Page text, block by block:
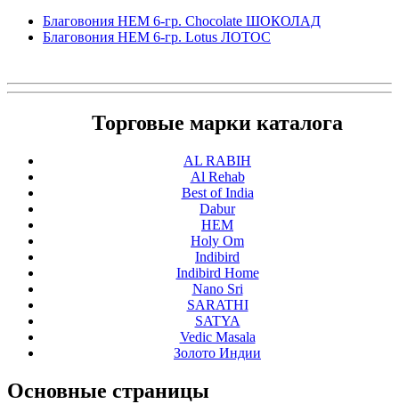
Благовония HEM 6-гр. Chocolate ШОКОЛАД
Благовония HEM 6-гр. Lotus ЛОТОС
Торговые марки каталога
AL RABIH
Al Rehab
Best of India
Dabur
HEM
Holy Om
Indibird
Indibird Home
Nano Sri
SARATHI
SATYA
Vedic Masala
Золото Индии
Основные страницы